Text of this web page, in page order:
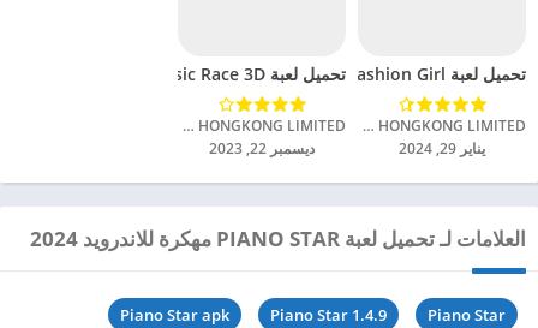
تحميل لعبة Dancing Dress Fashion Girl مهكرة للاندرويد 2024
TINYMAX HONGKONG LIMITED‏
يناير 29, 2024
تحميل لعبة Dancing Hair – Music Race 3D مهكرة للاندرويد 2024
TINYMAX HONGKONG LIMITED‏
ديسمبر 22, 2023
العلامات لـ تحميل لعبة PIANO STAR مهكرة للاندرويد 2024
Piano Star
Piano Star 1.4.9
Piano Star apk